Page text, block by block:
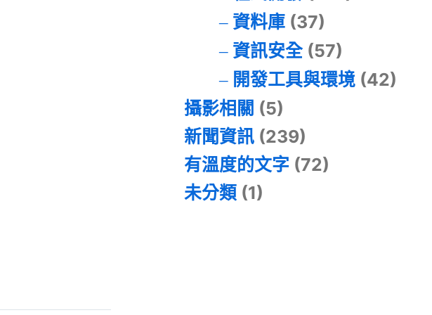
資料庫(37)
資訊安全(57)
開發工具與環境(42)
攝影相關 (5)
新聞資訊 (239)
有溫度的文字 (72)
未分類 (1)